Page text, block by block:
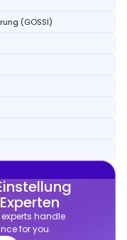
(GOSSI)
handle
for you.